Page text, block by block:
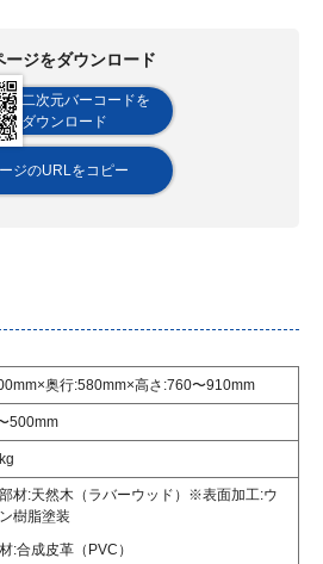
ージをダウンロード
二次元バーコードを
ダウンロード
ジのURLをコピー
奥行:580mm×高さ:760〜910mm
500mm
材:天然木（ラバーウッド）※表面加工:ウ
樹脂塗装
:合成皮革（PVC）